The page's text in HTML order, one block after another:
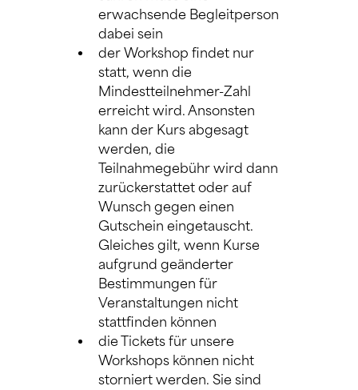
erwachsende Begleitperson
dabei sein
der Workshop findet nur
statt, wenn die
Mindestteilnehmer-Zahl
erreicht wird. Ansonsten
kann der Kurs abgesagt
werden, die
Teilnahmegebühr wird dann
zurückerstattet oder auf
Wunsch gegen einen
Gutschein eingetauscht.
Gleiches gilt, wenn Kurse
aufgrund geänderter
Bestimmungen für
Veranstaltungen nicht
stattfinden können
die Tickets für unsere
Workshops können nicht
storniert werden. Sie sind